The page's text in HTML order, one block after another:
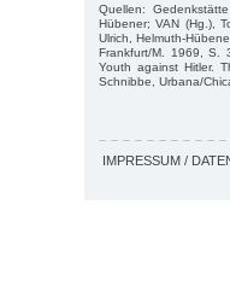
Quellen:
Hübener; VAN (Hg.),
Ulrich, Helmuth-
Frankfurt/M. 1969, S.
Youth against Hitler.
Schnibbe, Urbana/
IMPRESSUM /